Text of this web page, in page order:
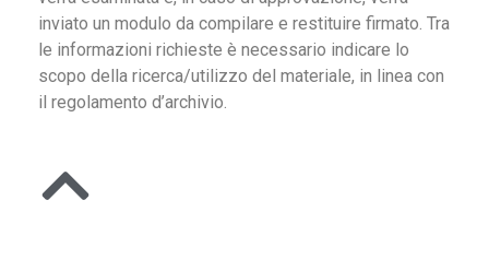
inviato un modulo da compilare e restituire firmato. Tra
le informazioni richieste è necessario indicare lo
scopo della ricerca/utilizzo del materiale, in linea con
il regolamento d’archivio.